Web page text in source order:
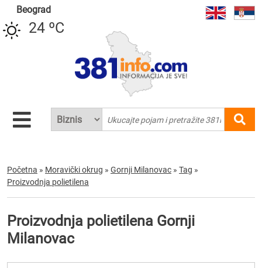
Beograd
24 ºC
Početna » Moravički okrug » Gornji Milanovac » Tag »
Proizvodnja polietilena
Proizvodnja polietilena Gornji
Milanovac